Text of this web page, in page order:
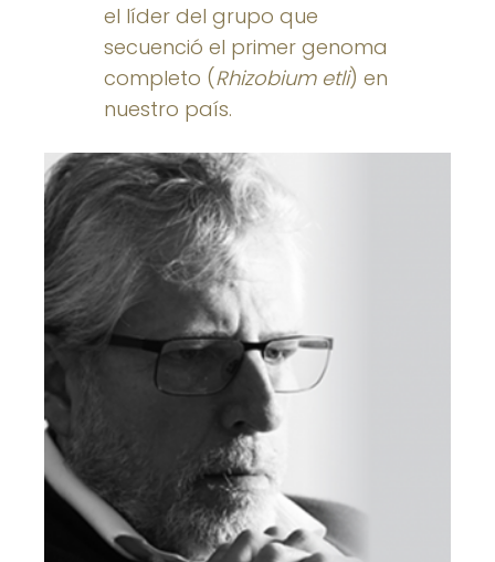
el líder del grupo que
secuenció el primer genoma
completo (Rhizobium etli) en
nuestro país.